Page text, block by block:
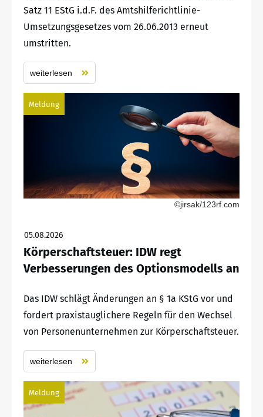
Satz 11 EStG i.d.F. des Amtshilferichtlinie-
Umsetzungsgesetzes vom 26.06.2013 erneut
umstritten.
weiterlesen
Meldung
©jirsak/123rf.com
05.08.2026
Körperschaftsteuer: IDW regt
Verbesserungen des Optionsmodells an
Das IDW schlägt Änderungen an § 1a KStG vor und
fordert praxistauglichere Regeln für den Wechsel
von Personenunternehmen zur Körperschaftsteuer.
weiterlesen
Meldung